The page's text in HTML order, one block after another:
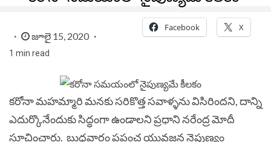
జూలై 15, 2020
1 min read
Facebook X
కరోనా మహమ్మారి మనకు సరికొత్త సవాళ్ళను విసిరిందని, దాన్ని
ఎదుర్కొనేందుకు సిద్ధంగా ఉండాలని ప్రధాని నరేంద్ర మోదీ
సూచించారు. బుధవారం ప్రపంచ యువజన నైపుణ్యం